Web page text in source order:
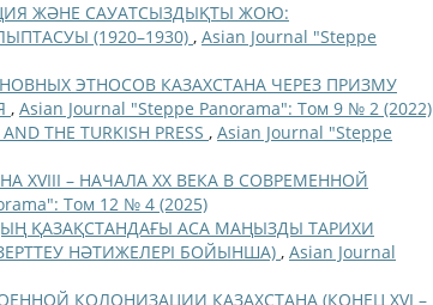
ЖӘНЕ САУАТСЫЗДЫҚТЫ ЖОЮ:
(1920–1930) , Asian Journal "Steppe
ЭТНОСОВ КАЗАХСТАНА ЧЕРЕЗ ПРИЗМУ
, Asian Journal "Steppe Panorama": Том 9 № 2 (2022)
THE TURKISH PRESS , Asian Journal "Steppe
XVIII – НАЧАЛА ХХ ВЕКА В СОВРЕМЕННОЙ
Том 12 № 4 (2025)
ҚАЗАҚСТАНДАҒЫ АСА МАҢЫЗДЫ ТАРИХИ
НӘТИЖЕЛЕРІ БОЙЫНША) , Asian Journal
КОЛОНИЗАЦИИ КАЗАХСТАНА (КОНЕЦ XVI –